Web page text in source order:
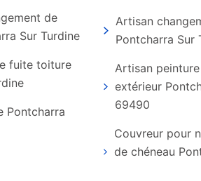
de
Sur Turdine
fuite toiture
Pontcharra
Artisan
Pontcharra Sur
Artisan
extérieur
69490
Couvreur pour
de chéneau